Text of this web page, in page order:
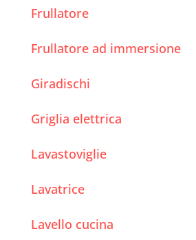
Frullatore
Frullatore ad immersione
Giradischi
Griglia elettrica
Lavastoviglie
Lavatrice
Lavello cucina